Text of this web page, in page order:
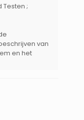
Testen ;
van
en het